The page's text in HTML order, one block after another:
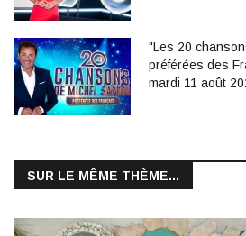
"Les 20
préférées des
mardi 11 août
SUR LE MÊME THÈME...